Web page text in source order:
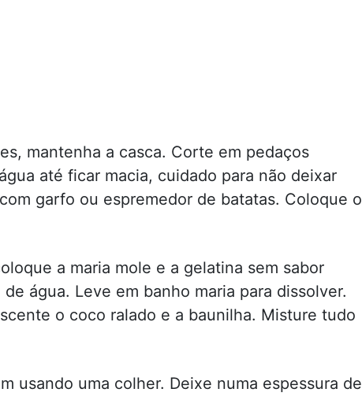
mantenha a casca. Corte em pedaços
até ficar macia, cuidado para não deixar
garfo ou espremedor de batatas. Coloque o
a maria mole e a gelatina sem sabor
água. Leve em banho maria para dissolver.
o coco ralado e a baunilha. Misture tudo
usando uma colher. Deixe numa espessura de